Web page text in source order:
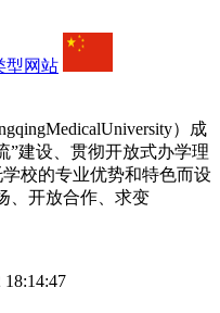
型网站
）成
”建设、贯彻开放式办学理
校的专业优势和特色而设
、开放合作、求变
18:14:47